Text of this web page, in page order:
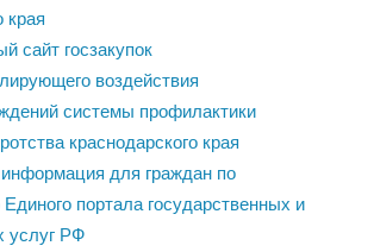
края
сайт госзакупок
воздействия
системы профилактики
краснодарского края
для граждан по
портала государственных и
услуг РФ